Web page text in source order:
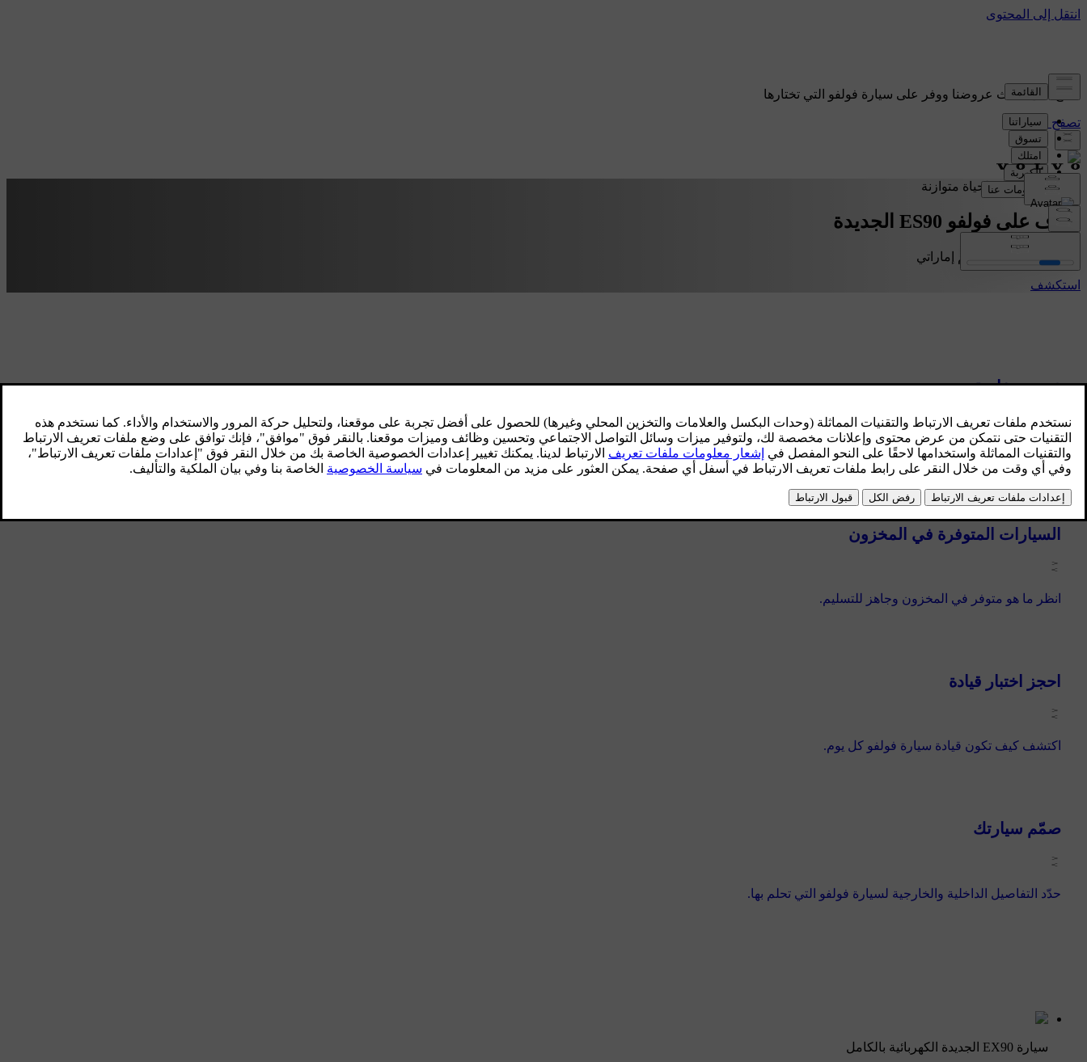
اطلع على أحدث عروضنا ووفر على سيارة فولفو التي تختارها
تصفح العروض
كهربائية بالكامل، لحياة متوازنة
تعرّف على فولفو ES90 الجديدة
استكشف
عروض خاصة
شاهد العروض الخاصة لنيل صفقة رائعة على سيارتك الجديدة.
السيارات المتوفرة في المخزون
انظر ما هو متوفر في المخزون وجاهز للتسليم.
احجز اختبار قيادة
اكتشف كيف تكون قيادة سيارة فولفو كل يوم.
صمّم سيارتك
حدّد التفاصيل الداخلية والخارجية لسيارة فولفو التي تحلم بها.
سيارة EX90 الجديدة الكهربائية بالكامل